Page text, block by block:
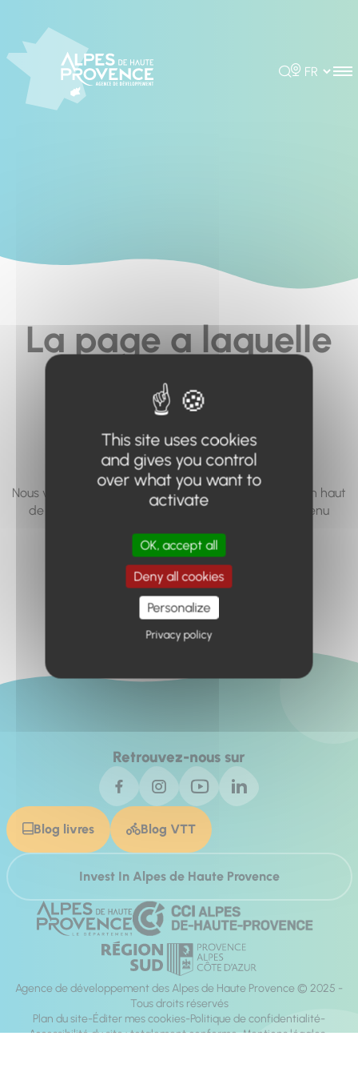
Rechercher
Choisir la
La page a laquelle
vous cherchez à
accéder n'existe
pas... ou plus.
Nous vous invitons à utiliser le moteur de recherche en haut
de page, ou à utiliser le menu pour trouver le contenu
Retour à l'accueil
Retrouvez-nous sur
Blog livres Blog VTT
Invest In Alpes de Haute Provence
Agence de développement des Alpes de Haute Provence © 2025 -
Tous droits réservés
Plan du site Éditer mes cookies Politique de confidentialité
Accessibilité du site : totalement conforme Mentions légales
This site uses cookies
and gives you control
over what you want to
activate
OK, accept all
Deny all cookies
Personalize
Privacy policy